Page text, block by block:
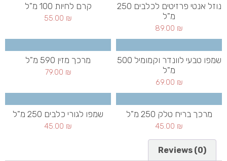
נוזל אנטי פרזיטים לכלבים 250
מ"ל
89.00 ₪
קרם לחיות 100 מ"ל
55.00 ₪
שמפו טבעי לוונדר וקמומיל 500
מ"ל
69.00 ₪
מרכך מזין 590 מ"ל
79.00 ₪
מרכך בריח טלק 250 מ"ל
45.00 ₪
שמפו לגורי כלבים 250 מ"ל
45.00 ₪
Reviews (0)